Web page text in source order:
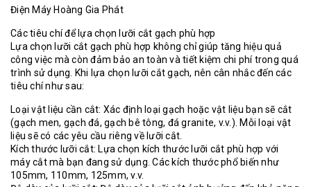
Điện Máy Hoàng Gia Phát
Các tiêu chí để lựa chọn lưỡi cắt gạch phù hợp
Lựa chọn lưỡi cắt gạch phù hợp không chỉ giúp tăng hiệu quả
công việc mà còn đảm bảo an toàn và tiết kiệm chi phí trong quá
trình sử dụng. Khi lựa chọn lưỡi cắt gạch, nên cân nhắc đến các
tiêu chí như sau:
Loại vật liệu cần cắt: Xác định loại gạch hoặc vật liệu bạn sẽ cắt
(gạch men, gạch đá, gạch bê tông, đá granite, v.v.). Mỗi loại vật
liệu sẽ có các yêu cầu riêng về lưỡi cắt.
Kích thước lưỡi cắt: Lựa chọn kích thước lưỡi cắt phù hợp với
máy cắt mà bạn đang sử dụng. Các kích thước phổ biến như
105mm, 110mm, 125mm, v.v.